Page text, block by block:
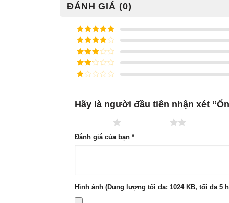
ĐÁNH GIÁ (0)
Được xếp
hạng
5
5
sao
Được xếp
hạng
4
5
sao
Được
xếp
hạng3
Được
sao
hạng
1
Hãy là người đầu tiên nhận xét
Đánh giá của bạn *
Hình ảnh (Dung lượng tối đa: 1024 KB, tối đa 5